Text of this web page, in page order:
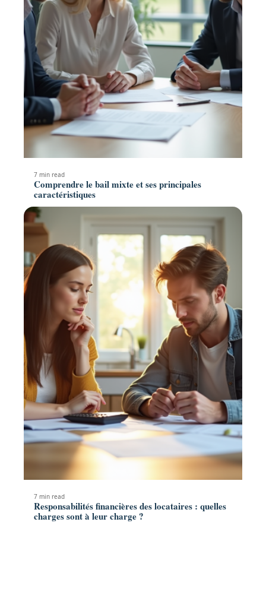
7 min read
Comprendre le bail mixte et ses principales
caractéristiques
7 min read
Responsabilités financières des locataires : quelles
charges sont à leur charge ?